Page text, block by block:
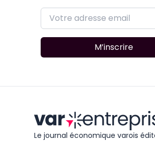
M’inscrire
Le journal économique varois